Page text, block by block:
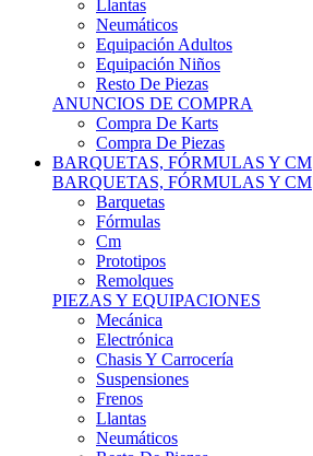
Equipación Adultos
Equipación Niños
Resto De Piezas
ANUNCIOS DE COMPRA
Compra De Karts
Compra De Piezas
BARQUETAS, FÓRMULAS Y CM
BARQUETAS, FÓRMULAS Y CM
Barquetas
Fórmulas
Cm
Prototipos
Remolques
PIEZAS Y EQUIPACIONES
Mecánica
Electrónica
Chasis Y Carrocería
Suspensiones
Frenos
Llantas
Neumáticos
Resto De Piezas
ANUNCIOS DE COMPRA